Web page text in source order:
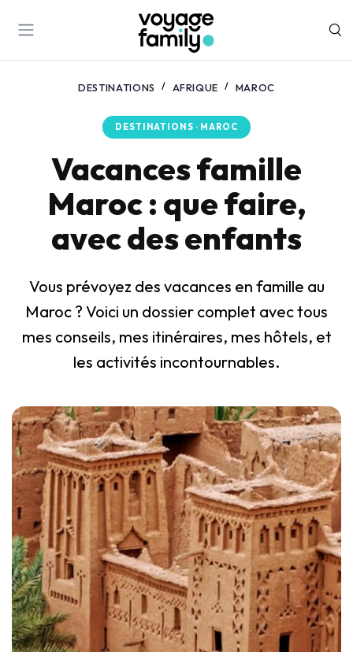
DESTINATIONS AFRIQUE MAROC
DESTINATIONS · MAROC
Vacances famille
Maroc : que faire,
avec des enfants
Vous prévoyez des vacances en famille au
Maroc ? Voici un dossier complet avec tous
mes conseils, mes itinéraires, mes hôtels, et
les activités incontournables.